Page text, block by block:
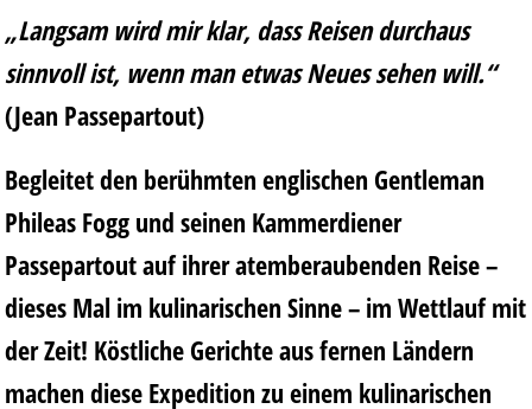
„Langsam wird mir klar, dass Reisen durchaus
sinnvoll ist, wenn man etwas Neues sehen will.“
(Jean Passepartout)
Begleitet den berühmten englischen Gentleman
Phileas Fogg und seinen Kammerdiener
Passepartout auf ihrer atemberaubenden Reise –
dieses Mal im kulinarischen Sinne – im Wettlauf mit
der Zeit! Köstliche Gerichte aus fernen Ländern
machen diese Expedition zu einem kulinarischen